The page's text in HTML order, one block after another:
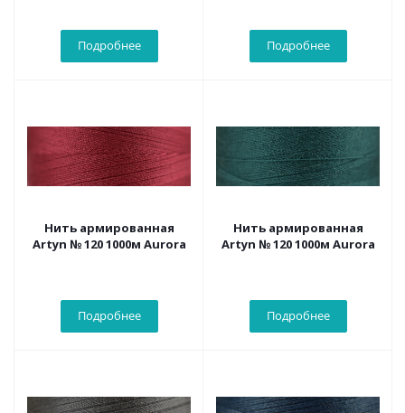
Подробнее Подробнее
Нить армированная
Artyn № 120 1000м Aurora
Подробнее
Нить армированная
Artyn № 120 1000м Aurora
Подробнее